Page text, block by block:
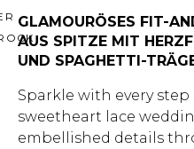
GLAMOURÖSES FIT-
AUS SPITZE MIT
UND SPAGHETTI-
Sparkle with every step
sweetheart lace
embellished details